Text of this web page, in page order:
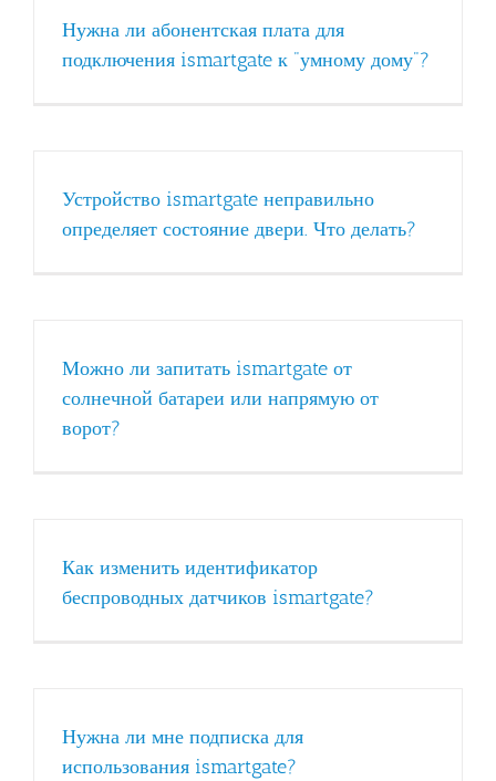
Нужна ли абонентская плата для
подключения ismartgate к "умному дому"?
Устройство ismartgate неправильно
определяет состояние двери. Что делать?
Можно ли запитать ismartgate от
солнечной батареи или напрямую от
ворот?
Как изменить идентификатор
беспроводных датчиков ismartgate?
Нужна ли мне подписка для
использования ismartgate?